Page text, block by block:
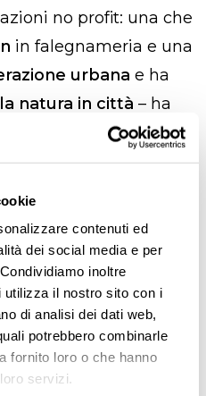
contenuti ed
dei social media e per
inoltre
utilizza il nostro sito con i
di analisi dei dati web,
potrebbero combinarle
fornito loro o che hanno
servizi.
no profit: una che
in falegnameria e una
urbana e ha
natura in città – ha
che, a loro volta, hanno
ditrovare
realizzato una
che ha
nostri colleghi e anche
quello di mettere il
al centro